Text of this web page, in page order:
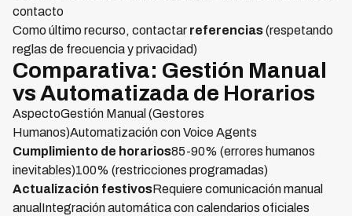
contacto
Como último recurso, contactar referencias(respetando
reglas de frecuencia y privacidad)
Comparativa: Gestión Manual
vs Automatizada de Horarios
AspectoGestión Manual (Gestores
Humanos)Automatización con Voice Agents
Cumplimiento de horarios85-90% (errores humanos
inevitables)100% (restricciones programadas)
Actualización festivosRequiere comunicación manual
anualIntegración automática con calendarios oficiales